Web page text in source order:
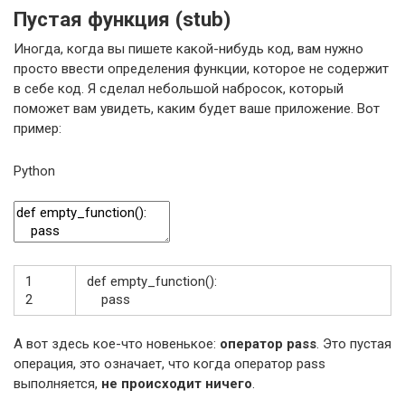
Пустая функция (stub)
Иногда, когда вы пишете какой-нибудь код, вам нужно
просто ввести определения функции, которое не содержит
в себе код. Я сделал небольшой набросок, который
поможет вам увидеть, каким будет ваше приложение. Вот
пример:
Python
1
2
def empty_function():
pass
А вот здесь кое-что новенькое: оператор pass. Это пустая
операция, это означает, что когда оператор pass
выполняется, не происходит ничего.